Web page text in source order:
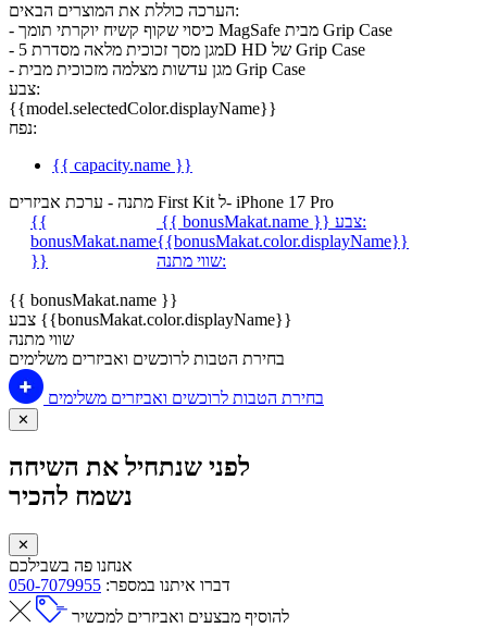
הערכה כוללת את המוצרים הבאים:
- כיסוי שקוף קשיח יוקרתי תומך MagSafe מבית Grip Case
- מגן מסך זכוכית מלאה מסדרת 5D HD של Grip Case
- מגן עדשות מצלמה מזכוכית מבית Grip Case
צבע:
{{model.selectedColor.displayName}}
נפח:
{{ capacity.name }}
מתנה - ערכת אביזרים First Kit ל- iPhone 17 Pro
{{
bonusMakat.name
}}
{{ bonusMakat.name }}
צבע:
{{bonusMakat.color.displayName}}
שווי מתנה:
{{ bonusMakat.name }}
צבע {{bonusMakat.color.displayName}}
שווי מתנה
בחירת הטבות לרוכשים ואביזרים משלימים
בחירת הטבות לרוכשים ואביזרים משלימים
✕
לפני שנתחיל את השיחה
נשמח להכיר
✕
אנחנו פה בשבילכם
דברו איתנו במספר: 050-7079955
להוסיף מבצעים ואביזרים למכשיר